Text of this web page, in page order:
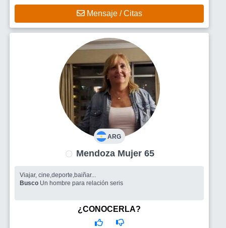
Mensaje / Citas
ARG
Mendoza Mujer 65
Viajar, cine,deporte,baiñar...
Busco Un hombre para relación seris
¿CONOCERLA?